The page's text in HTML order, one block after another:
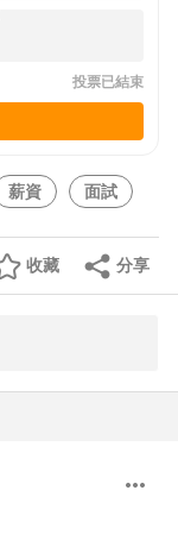
投票已結束
薪資 面試
分享
收藏